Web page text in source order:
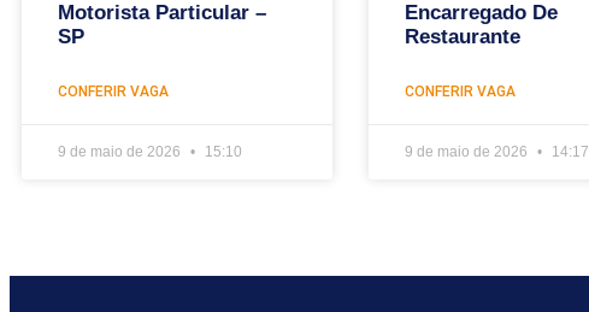
Motorista Particular –
SP
CONFERIR VAGA
9 de maio de 2026 15:10
Encarregado De
Restaurante
CONFERIR VAGA
9 de maio de 2026 14:17